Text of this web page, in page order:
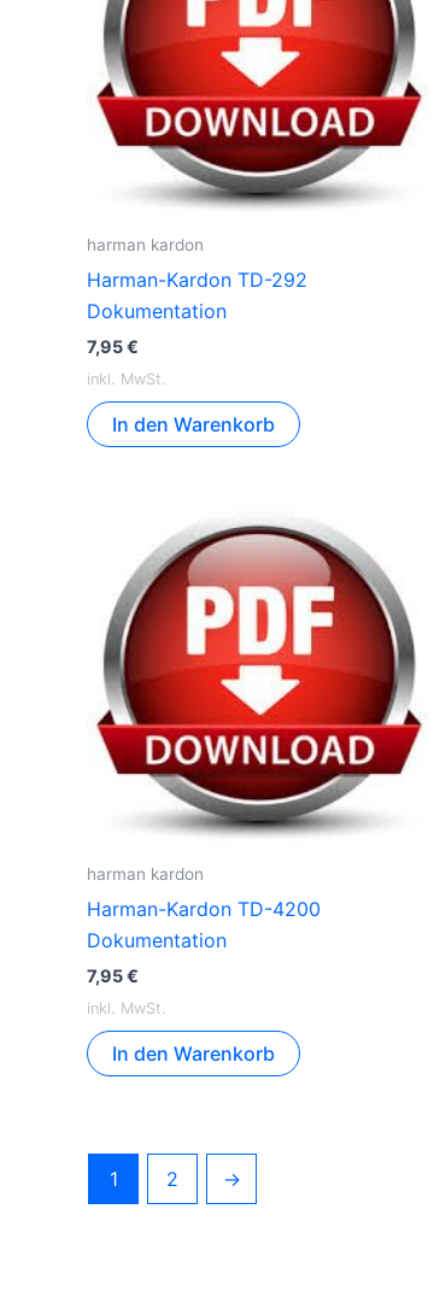
harman kardon
Harman-Kardon TD-292
Dokumentation
7,95€
inkl. MwSt.
In den Warenkorb
harman kardon
Harman-Kardon TD-4200
Dokumentation
7,95€
inkl. MwSt.
In den Warenkorb
1 2 →